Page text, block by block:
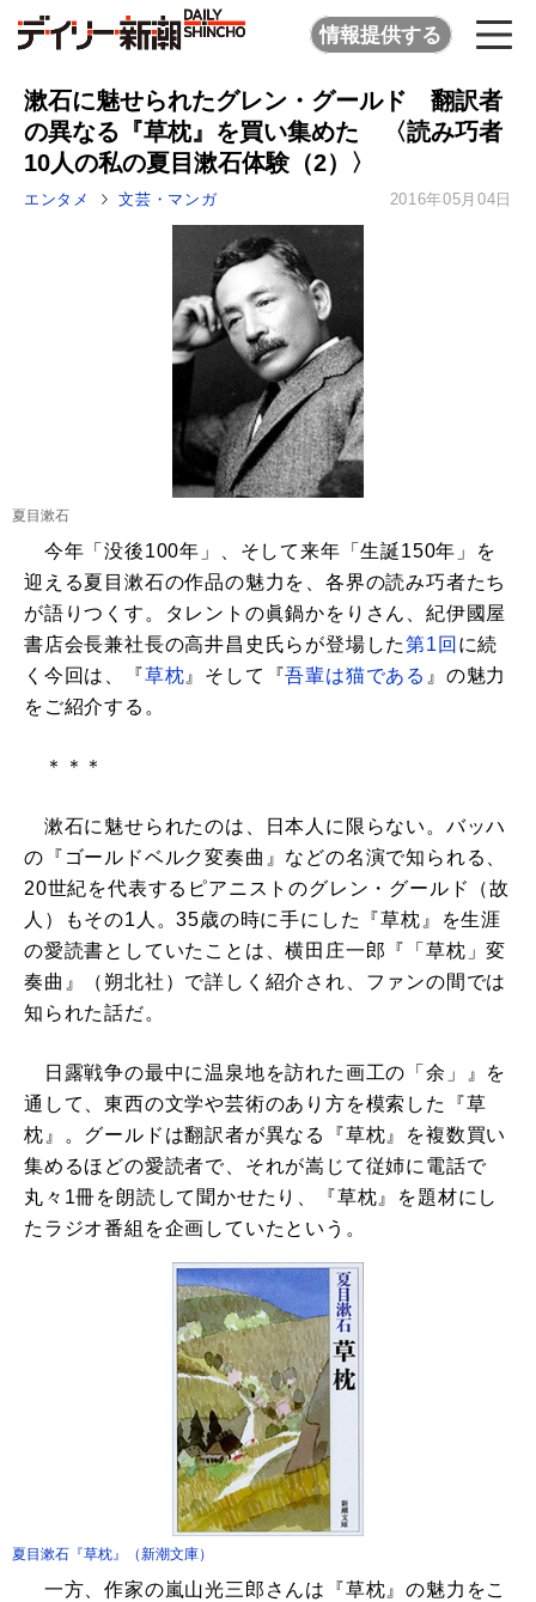
情報提供する
漱石に魅せられたグレン・グールド 翻訳者
の異なる『草枕』を買い集めた 〈読み巧者
10人の私の夏目漱石体験（2）〉
エンタメ 文芸・マンガ 2016年05月04日
夏目漱石
今年「没後100年」、そして来年「生誕150年」を
迎える夏目漱石の作品の魅力を、各界の読み巧者たち
が語りつくす。タレントの眞鍋かをりさん、紀伊國屋
書店会長兼社長の高井昌史氏らが登場した第1回 に続
く今回は、『草枕 』そして『吾輩は猫である 』の魅力
をご紹介する。
＊＊＊
漱石に魅せられたのは、日本人に限らない。バッハ
の『ゴールドベルク変奏曲』などの名演で知られる、
20世紀を代表するピアニストのグレン・グールド（故
人）もその1人。35歳の時に手にした『草枕』を生涯
の愛読書としていたことは、横田庄一郎『「草枕」変
奏曲』（朔北社）で詳しく紹介され、ファンの間では
知られた話だ。
日露戦争の最中に温泉地を訪れた画工の「余」』を
通して、東西の文学や芸術のあり方を模索した『草
枕』。グールドは翻訳者が異なる『草枕』を複数買い
集めるほどの愛読者で、それが嵩じて従姉に電話で
丸々1冊を朗読して聞かせたり、『草枕』を題材にし
たラジオ番組を企画していたという。
夏目漱石『草枕』（新潮文庫）
一方、作家の嵐山光三郎さんは『草枕』の魅力をこ